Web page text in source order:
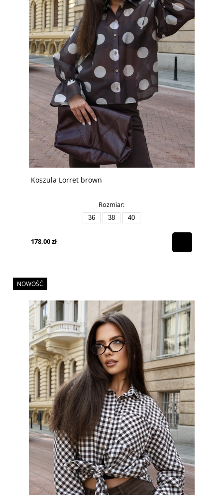
Koszula Lorret brown
Rozmiar:
36 38 40
178,00 zł
NOWOŚĆ